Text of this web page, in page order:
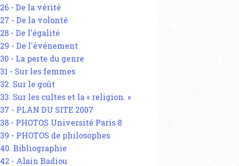
26 - De la vérité
27 - De la volonté
28 - De l'égalité
29 - De l'événement
30 - La perte du genre
31 - Sur les femmes
32. Sur le goût
33. Sur les cultes et la « religion. »
37 - PLAN DU SITE 2007
38 - PHOTOS Université Paris 8
39 - PHOTOS de philosophes
40. Bibliographie
42 - Alain Badiou